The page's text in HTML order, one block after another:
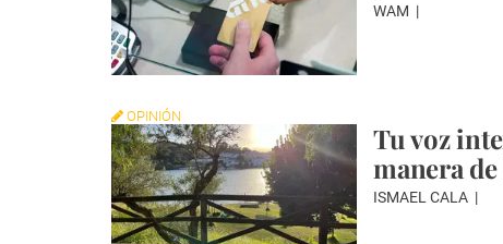
WAM
OPINIÓN
Tu voz
manera
ISMAEL CALA